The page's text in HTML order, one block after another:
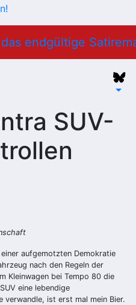
SUV-
aufgemotzten Demokratie
nach den Regeln der
Kleinwagen bei Tempo 80 die
eine lebendige
verwandle, ist erst mal mein Bier.